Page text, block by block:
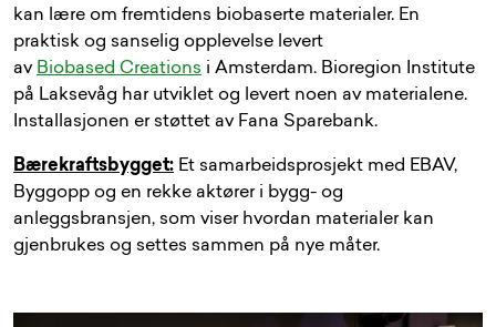
kan lære om fremtidens biobaserte materialer. En
praktisk og sanselig opplevelse levert
av Biobased Creations i Amsterdam. Bioregion Institute
på Laksevåg har utviklet og levert noen av materialene.
Installasjonen er støttet av Fana Sparebank.
Bærekraftsbygget: Et samarbeidsprosjekt med EBAV,
Byggopp og en rekke aktører i bygg- og
anleggsbransjen, som viser hvordan materialer kan
gjenbrukes og settes sammen på nye måter.